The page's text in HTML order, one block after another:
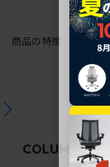
商品の特徴
COLUMN 関連